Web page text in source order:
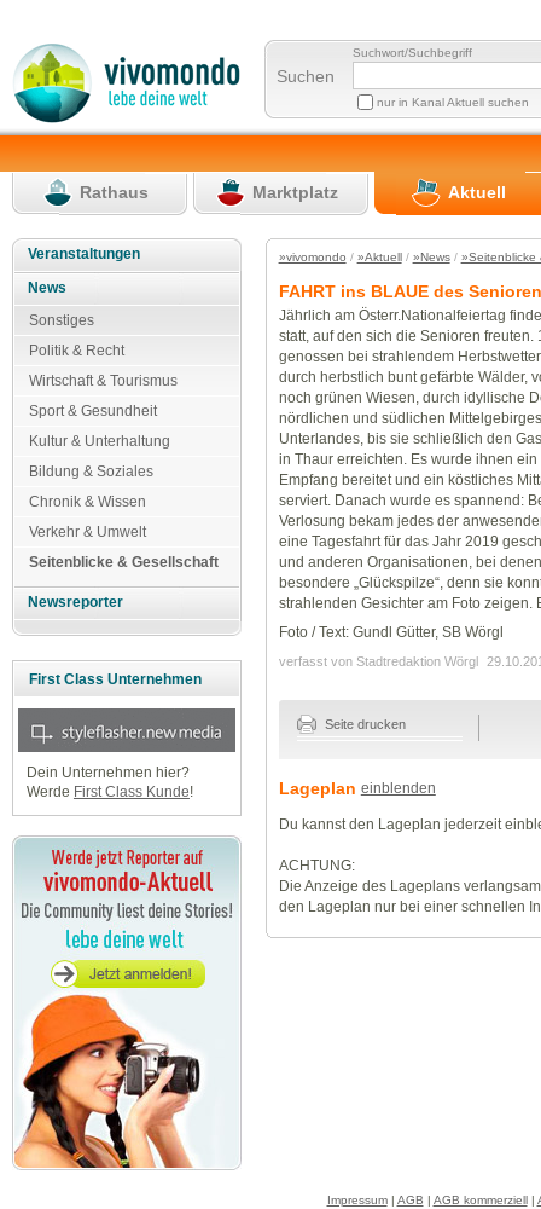
Suchen
Suchwort/Suchbegriff
nur in Kanal Aktuell suchen
Rathaus Marktplatz Aktuell
Veranstaltungen
News
Sonstiges
Politik & Recht
Wirtschaft & Tourismus
Sport & Gesundheit
Kultur & Unterhaltung
Bildung & Soziales
Chronik & Wissen
Verkehr & Umwelt
Seitenblicke & Gesellschaft
Newsreporter
First Class Unternehmen
Dein Unternehmen hier?
Werde First Class Kunde!
»vivomondo / »Aktuell/ »News/ »Seitenblicke
FAHRT ins BLAUE des
Jährlich am Österr.Nationalfeiertag
statt, auf den sich die Senioren freuten.
genossen bei strahlendem
durch herbstlich bunt gefärbte Wälder,
noch grünen Wiesen, durch idyllische
nördlichen und südlichen
Unterlandes, bis sie schließlich den
in Thaur erreichten. Es wurde ihnen
Empfang bereitet und ein köstliches
serviert. Danach wurde es spannend:
Verlosung bekam jedes der
eine Tagesfahrt für das Jahr 2019
und anderen Organisationen, bei
besondere „Glückspilze“, denn sie
strahlenden Gesichter am Foto zeigen.
Foto / Text: Gundl Gütter, SB Wörgl
verfasst von Stadtredaktion Wörgl
Seite drucken
Lageplan einblenden
Du kannst den Lageplan jederzeit
ACHTUNG:
Die Anzeige des Lageplans
den Lageplan nur bei einer schnellen
Impressum| AGB | AGB kommerziell|